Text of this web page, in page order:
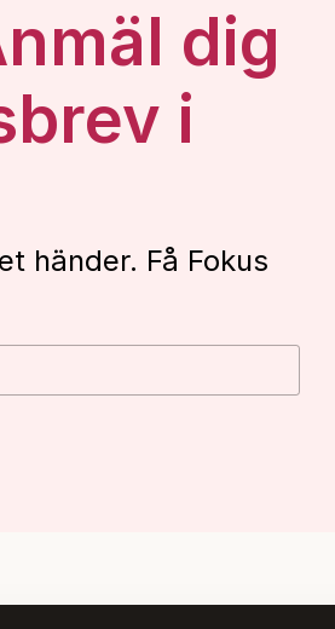
dig
i
händer. Få Fokus